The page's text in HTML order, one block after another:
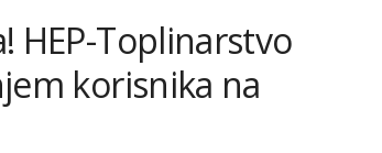
HEP-Toplinarstvo
korisnika na